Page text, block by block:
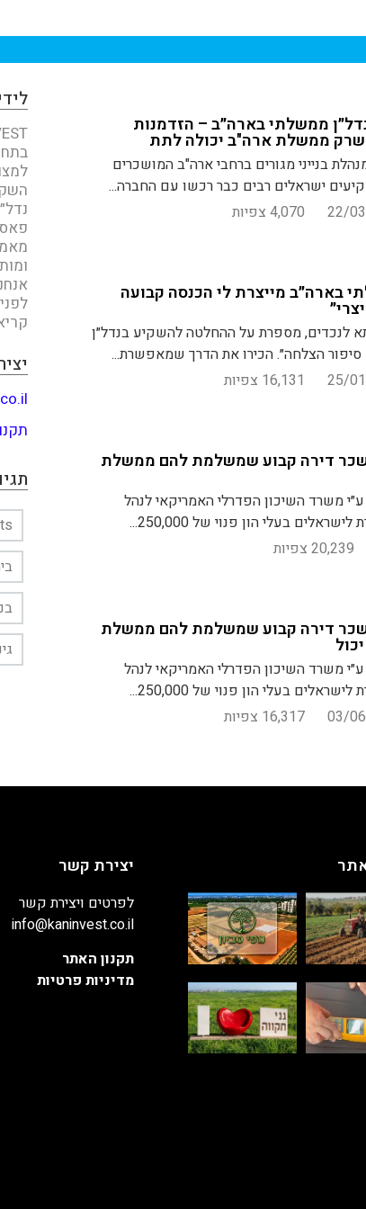
ממשלתי בארה״ב – הזדמנות
שרק ממשלת ארה"ב יכולה לתת
בנייני מגורים ברחבי ארה"ב המושכרים
ישראלים רבים כבר רכשו עם החברה...
22/ 4,070 צפיות
בארה״ב מייצרת לי הכנסה קבועה
לנכדים, מספרת על ההחלטה להשקיע בנדל״ן
הצלחה״. הכירו את הדרך שמאפשרת...
25/ 16,131 צפיות
דירה קבוע שמשלמת להם ממשלת
משרד השיכון הפדרלי האמריקאי לנהל
בעלי הון פנוי של 250,000...
20,239 צפיות
דירה קבוע שמשלמת להם ממשלת
משרד השיכון הפדרלי האמריקאי לנהל
בעלי הון פנוי של 250,000...
03/ 16,317 צפיות
יצירת קשר
לפרטים ויצירת קשר
info@kaninvest.co.il
תקנון האתר
מדיניות פרטיות